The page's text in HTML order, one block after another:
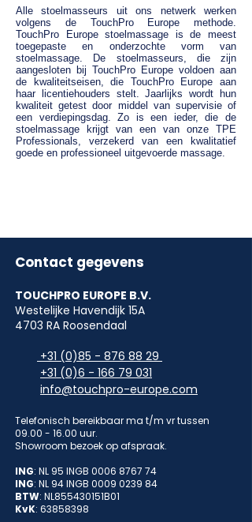
Alle stoelmasseurs uit ons netwerk werken
volgens de TouchPro Europe methode.
TouchPro Europe stoelmassage is de meest
toegepaste en onderzochte vorm van
stoelmassage. De stoelmasseurs, die zijn
aangesloten bij TouchPro Europe voldoen aan
de kwaliteitseisen, die TouchPro Europe aan
haar licentiehouders stelt. Jaarlijks wordt hun
kwaliteit getest door middel van supervisie of
een verdiepingsdag. Zo is een ieder, die de
stoelmassage krijgt van een van onze TPE
Professionals, verzekerd van een kwalitatief
goede en professioneel uitgevoerde massage.
Contact gegevens
TOUCHPRO EUROPE B.V.
Westelijke Havendijk 15A
4703 RA Roosendaal
+31 (0)85 - 876 88 29
+31 (0)6 - 166 79 031
info@touchpro-europe.com
Telefonisch bereikbaar ma t/m vr tussen
09.00 - 16.00 uur.
Showroom bezoek op afspraak.
ING: NL 95 INGB 0006 8767 74
ING: NL 94 INGB 0009 0239 84
BTW: NL855430151B01
KvK: 63858398